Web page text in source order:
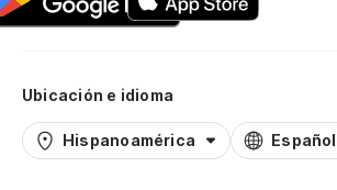
Ubicación e idioma
Hispanoamérica Español